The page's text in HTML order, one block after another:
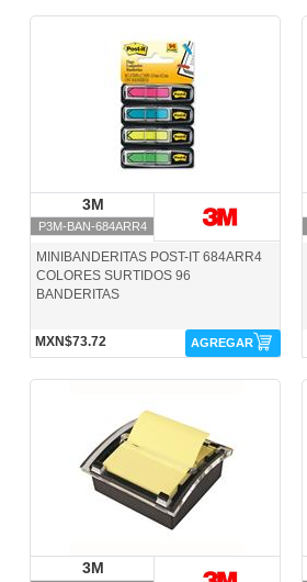
3M
P3M-BAN-684ARR4
MINIBANDERITAS POST-IT 684ARR4
COLORES SURTIDOS 96
BANDERITAS
MXN$73.72 AGREGAR
3M